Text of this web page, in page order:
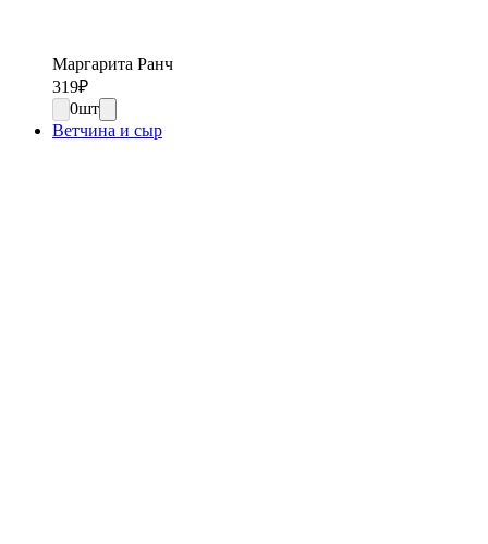
Маргарита Ранч
319₽
0шт
Ветчина и сыр